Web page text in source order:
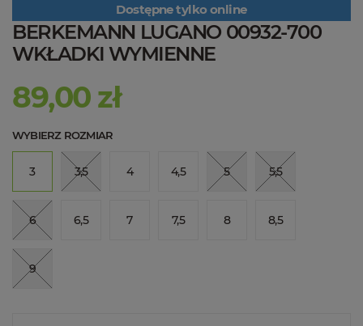
Dostępne tylko online
BERKEMANN LUGANO 00932-700
WKŁADKI WYMIENNE
89,00 zł
WYBIERZ ROZMIAR
3 3,5 4 4,5 5 5,5
6 6,5 7 7,5 8 8,5
9